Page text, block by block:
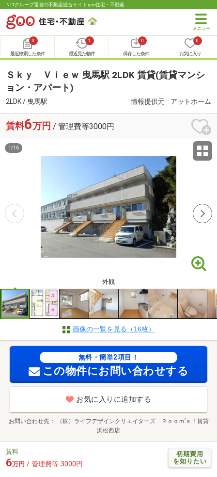
NTTグループ運営の不動産総合サイト goo住宅・不動産
0
最近検索した条件
1
最近見た物件
0
保存した条件
0
お気に入り
Ｓｋｙ Ｖｉｅｗ 曳馬駅 2LDK 賃貸(賃貸マンシ
ョン・アパート)
2LDK / 曳馬駅 情報提供元 アットホーム
賃料6万円 / 管理費等3000円
外観
1 /16
画像の一覧を見る（16枚）
無料・簡単2項目！
この物件にお問い合わせする
お気に入りに追加する
お問い合わせ先
（株）ライフデザインクリエイターズ Ｒｏｏｍ’ｓ！賃貸
浜松西店
初期費用
を知りたい
賃料
6万円 / 管理費等 3000円